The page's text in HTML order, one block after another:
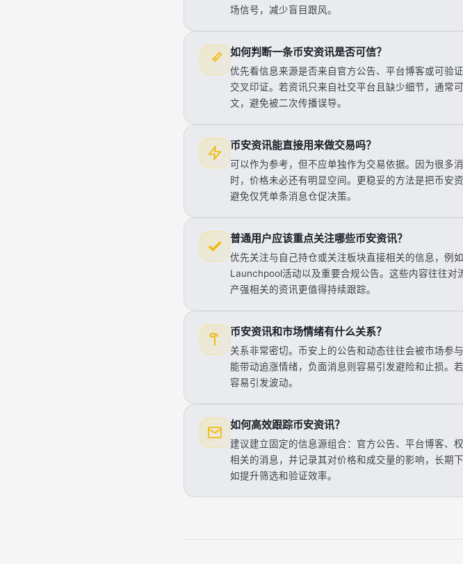
场信号，减少盲目跟风。
如何判断一条币安资讯是否可信？
优先看信息来源是否来自官方公告、平台博客或可验
交叉印证。若资讯只来自社交平台且缺少细节，通常
文，避免被二次传播误导。
币安资讯能直接用来做交易吗？
可以作为参考，但不应单独作为交易依据。因为很多
时，价格未必还有明显空间。更稳妥的方法是把币安
避免仅凭单条消息仓促决策。
普通用户应该重点关注哪些币安资讯？
优先关注与自己持仓或关注板块直接相关的信息，例
Launchpool活动以及重要合规公告。这些内容往往
产强相关的资讯更值得持续跟踪。
币安资讯和市场情绪有什么关系？
关系非常密切。币安上的公告和动态往往会被市场参
能带动追涨情绪，负面消息则容易引发避险和止损。
容易引发波动。
如何高效跟踪币安资讯？
建议建立固定的信息源组合：官方公告、平台博客、
相关的消息，并记录其对价格和成交量的影响，长期
如提升筛选和验证效率。